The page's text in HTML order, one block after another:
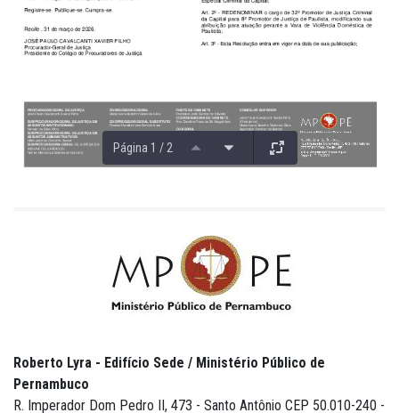
Página 1 / 2
Roberto Lyra - Edifício Sede / Ministério Público de
Pernambuco
R. Imperador Dom Pedro II, 473 - Santo Antônio CEP 50.010-240 -